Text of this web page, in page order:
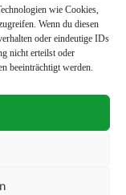
wie Cookies,
Wenn du diesen
oder eindeutige IDs
nicht erteilst oder
beeinträchtigt werden.